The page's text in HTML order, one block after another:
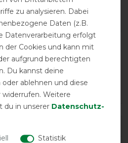
zu analysieren. Dabei
Daten (z.B.
Datenverarbeitung erfolgt
der Cookies und kann mit
aufgrund berechtigten
Du kannst deine
ablehnen und diese
Weitere
du in unserer Daten­schutz­
Statistik